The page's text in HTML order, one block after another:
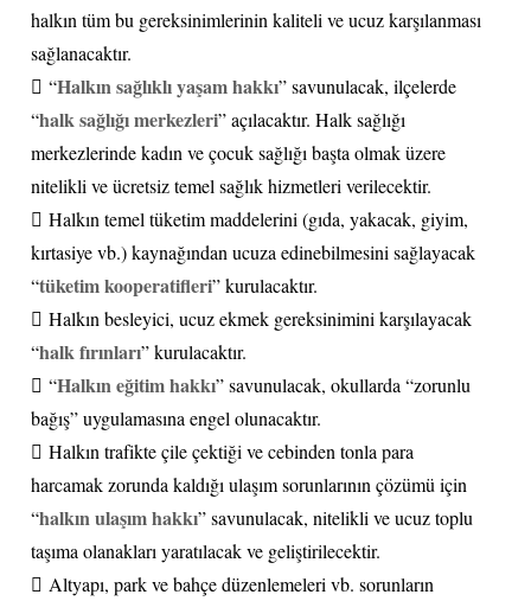
halkın tüm bu gereksinimlerinin kaliteli ve ucuz karşılanması
sağlanacaktır.
 “Halkın sağlıklı yaşam hakkı” savunulacak, ilçelerde
“halk sağlığı merkezleri” açılacaktır. Halk sağlığı
merkezlerinde kadın ve çocuk sağlığı başta olmak üzere
nitelikli ve ücretsiz temel sağlık hizmetleri verilecektir.
 Halkın temel tüketim maddelerini (gıda, yakacak, giyim,
kırtasiye vb.) kaynağından ucuza edinebilmesini sağlayacak
“tüketim kooperatifleri” kurulacaktır.
 Halkın besleyici, ucuz ekmek gereksinimini karşılayacak
“halk fırınları” kurulacaktır.
 “Halkın eğitim hakkı” savunulacak, okullarda “zorunlu
bağış” uygulamasına engel olunacaktır.
 Halkın trafikte çile çektiği ve cebinden tonla para
harcamak zorunda kaldığı ulaşım sorunlarının çözümü için
“halkın ulaşım hakkı” savunulacak, nitelikli ve ucuz toplu
taşıma olanakları yaratılacak ve geliştirilecektir.
 Altyapı, park ve bahçe düzenlemeleri vb. sorunların